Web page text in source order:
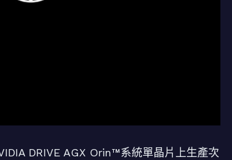
DRIVE AGX Orin™系統單晶片上生產次